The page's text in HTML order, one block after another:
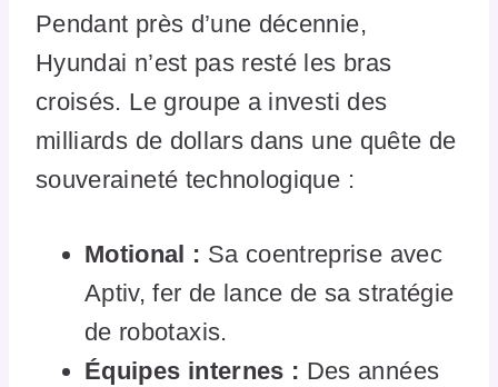
Pendant près d’une décennie,
Hyundai n’est pas resté les bras
croisés. Le groupe a investi des
milliards de dollars dans une quête de
souveraineté technologique :
Motional : Sa coentreprise avec
Aptiv, fer de lance de sa stratégie
de robotaxis.
Équipes internes : Des années